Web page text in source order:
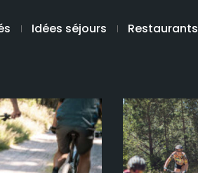
Idées séjours Restaurants